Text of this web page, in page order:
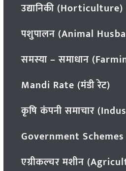
उद्यानिकी (Horticulture)
पशुपालन (Animal
समस्या – समाधान
Mandi Rate (मंडी रेट)
कृषि कंपनी समाचार
Government Schemes
एग्रीकल्चर मशीन